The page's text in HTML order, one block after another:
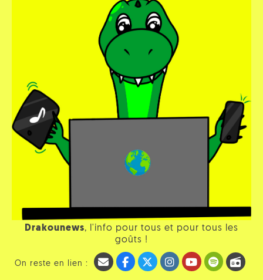
Drakounews, l'info pour tous et pour tous les
goûts !
On reste en lien :